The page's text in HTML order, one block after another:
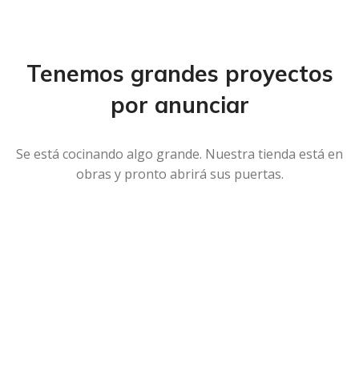
Tenemos grandes proyectos
por anunciar
Se está cocinando algo grande. Nuestra tienda está en
obras y pronto abrirá sus puertas.